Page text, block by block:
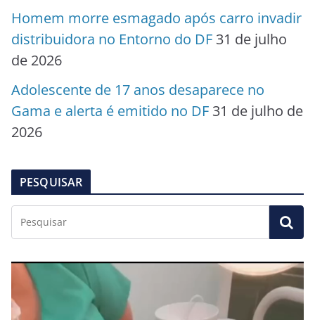
Homem morre esmagado após carro invadir
distribuidora no Entorno do DF 31 de julho
de 2026
Adolescente de 17 anos desaparece no
Gama e alerta é emitido no DF 31 de julho de
2026
PESQUISAR